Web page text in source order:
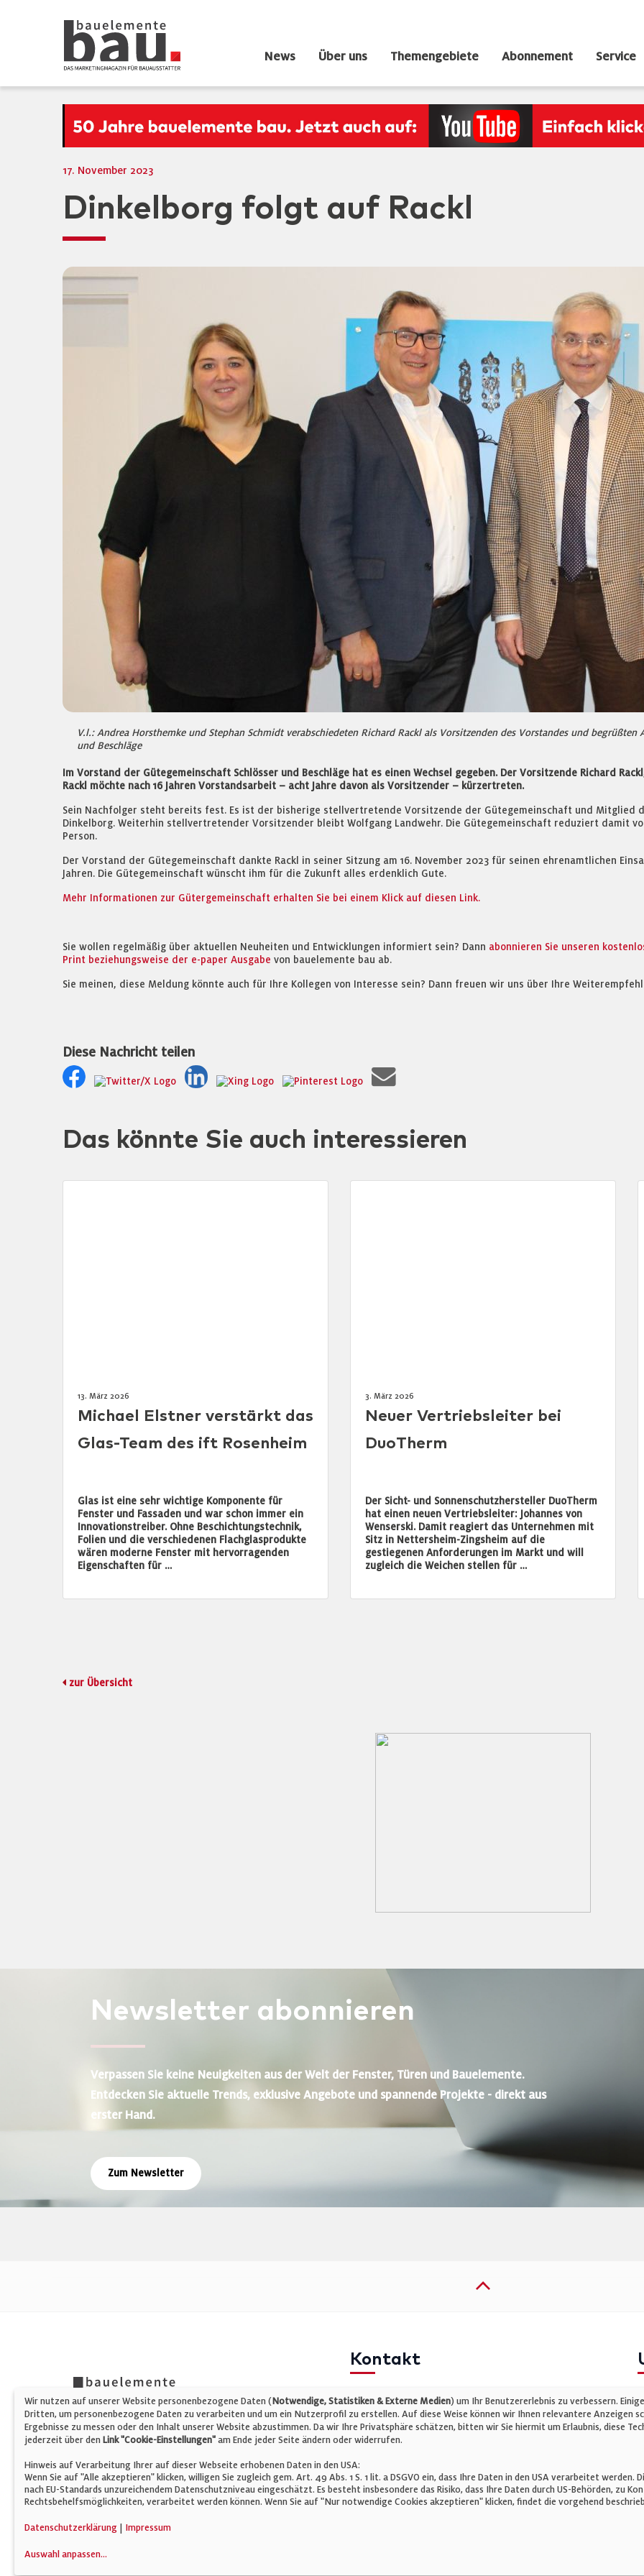
News Über uns Themengebiete Abonnement Service
17. November 2023
Dinkelborg folgt auf Rackl
V.l.: Andrea Horsthemke und Stephan Schmidt verabschiedeten Richard Rackl als Vorsitzenden des Vorstandes und
und Beschläge
Im Vorstand der Gütegemeinschaft Schlösser und Beschläge hat es einen Wechsel gegeben. Der Vorsitzende Richard
Rackl möchte nach 16 Jahren Vorstandsarbeit – acht Jahre davon als Vorsitzender – kürzertreten.
Sein Nachfolger steht bereits fest. Es ist der bisherige stellvertretende Vorsitzende der Gütegemeinschaft und Mitglied
Dinkelborg. Weiterhin stellvertretender Vorsitzender bleibt Wolfgang Landwehr. Die Gütegemeinschaft reduziert damit
Person.
Der Vorstand der Gütegemeinschaft dankte Rackl in seiner Sitzung am 16. November 2023 für seinen ehrenamtlichen
Jahren. Die Gütegemeinschaft wünscht ihm für die Zukunft alles erdenklich Gute.
Mehr Informationen zur Gütergemeinschaft erhalten Sie bei einem Klick auf diesen Link.
Sie wollen regelmäßig über aktuellen Neuheiten und Entwicklungen informiert sein? Dann abonnieren Sie unseren
Print beziehungsweise der e-paper Ausgabe von bauelemente bau ab.
Sie meinen, diese Meldung könnte auch für Ihre Kollegen von Interesse sein? Dann freuen wir uns über Ihre
Diese Nachricht teilen
Das könnte Sie auch interessieren
13. März 2026
Michael Elstner verstärkt das
Glas-Team des ift Rosenheim
Glas ist eine sehr wichtige Komponente für
Fenster und Fassaden und war schon immer ein
Innovationstreiber. Ohne Beschichtungstechnik,
Folien und die verschiedenen Flachglasprodukte
wären moderne Fenster mit hervorragenden
Eigenschaften für …
3. März 2026
Neuer Vertriebsleiter bei
DuoTherm
Der Sicht- und Sonnenschutzhersteller DuoTherm
hat einen neuen Vertriebsleiter: Johannes von
Wenserski. Damit reagiert das Unternehmen mit
Sitz in Nettersheim-Zingsheim auf die
gestiegenen Anforderungen im Markt und will
zugleich die Weichen stellen für …
zur Übersicht
Newsletter abonnieren
Verpassen Sie keine Neuigkeiten aus der Welt der Fenster, Türen und Bauelemente.
Entdecken Sie aktuelle Trends, exklusive Angebote und spannende Projekte - direkt aus
erster Hand.
Zum Newsletter
Kontakt
E-Mail:info@bauelemente-bau.eu
© Verlag für Fachpublizistik GmbH
Wir nutzen auf unserer Website personenbezogene Daten (Notwendige, Statistiken & Externe Medien) um Ihr Benutzererlebnis zu verbessern.
Dritten, um personenbezogene Daten zu verarbeiten und um ein Nutzerprofil zu erstellen. Auf diese Weise können wir Ihnen relevantere Anzeigen
Ergebnisse zu messen oder den Inhalt unserer Website abzustimmen. Da wir Ihre Privatsphäre schätzen, bitten wir Sie hiermit um Erlaubnis, diese
jederzeit über den Link "Cookie-Einstellungen" am Ende jeder Seite ändern oder widerrufen.
Hinweis auf Verarbeitung Ihrer auf dieser Webseite erhobenen Daten in den USA:
Wenn Sie auf "Alle akzeptieren" klicken, willigen Sie zugleich gem. Art. 49 Abs. 1 S. 1 lit. a DSGVO ein, dass Ihre Daten in den USA verarbeitet
nach EU-Standards unzureichendem Datenschutzniveau eingeschätzt. Es besteht insbesondere das Risiko, dass Ihre Daten durch US-Behörden, zu
Rechtsbehelfsmöglichkeiten, verarbeitet werden können. Wenn Sie auf "Nur notwendige Cookies akzeptieren" klicken, findet die vorgehend
Datenschutzerklärung Impressum
Auswahl anpassen...